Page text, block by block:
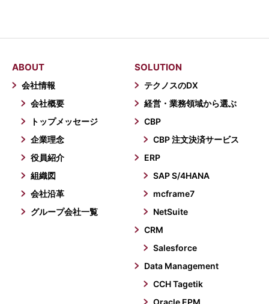
ABOUT
会社情報
会社概要
トップメッセージ
企業理念
役員紹介
組織図
会社沿革
グループ会社一覧
SOLUTION
テクノスのDX
経営・業務領域から選ぶ
CBP
CBP 注文決済サービス
ERP
SAP S/4HANA
mcframe7
NetSuite
CRM
Salesforce
Data Management
CCH Tagetik
Oracle EPM